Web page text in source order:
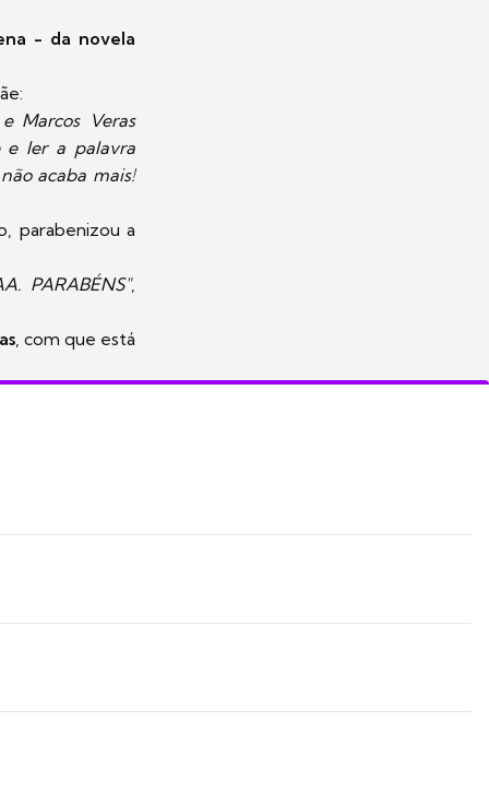
- da novela
Marcos Veras
e ler a palavra
acaba mais!
parabenizou a
PARABÉNS",
, com que está